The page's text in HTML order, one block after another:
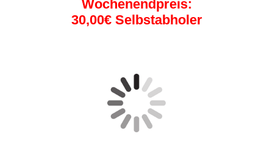
Wochenendpreis:
30,00€ Selbstabholer